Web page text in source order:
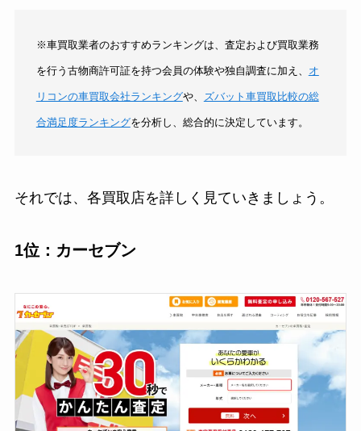
※車買取業者のおすすめランキングは、査定および買取業務
を行う古物商許可証を持つ会員の体験や独自調査に加え、 オ
リコンの車買取会社ランキングや、 ズバット車買取比較の総
合満足度ランキングを分析し、総合的に決定しています。
それでは、各買取店を詳しく見ていきましょう。
1位：カーセブン